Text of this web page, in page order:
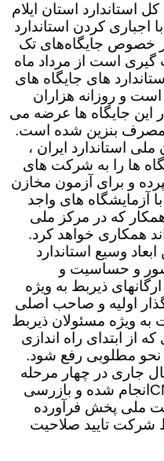
استاندارد استان ایلام
اجباری کردن استاندارد
و 12054 که در خصوص جایگاه‌های تک
است از مرداد ماه
های جایگاه های
است و روزانه هزاران
این جایگاه ها عرضه می
بنزین شده است.
استاندارد ایران ،
ها را به شرکت های
و برای آزمون مخازن
آزمایشگاه های واجد
که در مرکز ملی
همکاری خواهد کرد.
وسیع استاندارد
و حساسیت و
ذیربط به ویژه
اولیه و صاحب اصلی
ویژه مسئولان ذیربط
از ابتدای راه اندازی
نحو مطلوبی رفع شود.
جاری در چهار مرحله
انجام شده و بازرسی
ملی پخش فرآورده
شرکت تایید صلاحیت